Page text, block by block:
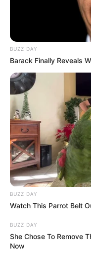
Induknya mati tertembak
dijadikan sebagai
Tentara Polandia akhirnya
tebusan. Bayi beruang
tentara yang bergantian
BUZZ DAY
Barack Finally Reveals
BUZZ DAY
Watch This Parrot Belt
BUZZ DAY
She Chose To Remove
Now